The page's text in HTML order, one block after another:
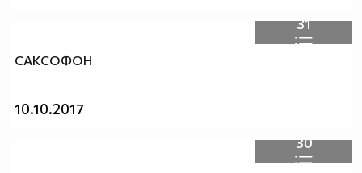
31
САКСОФОН
10.10.2017
30